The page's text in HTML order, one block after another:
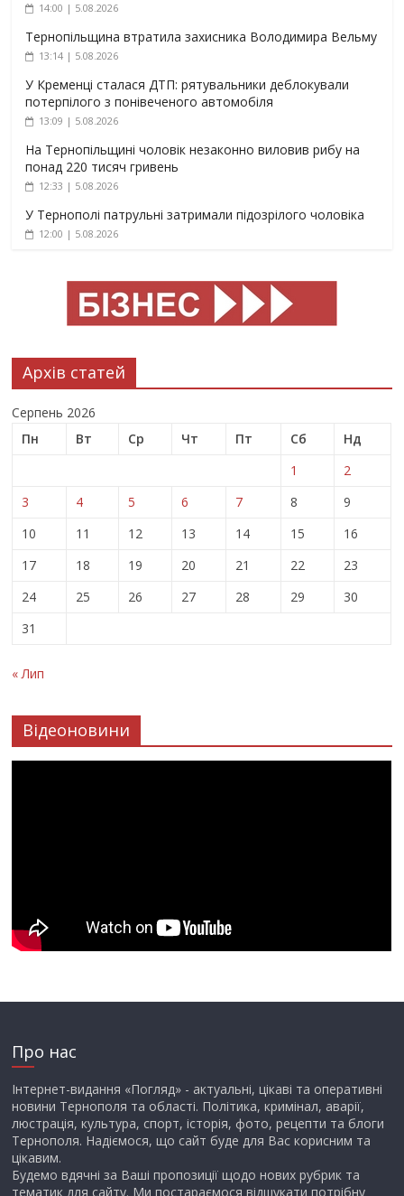
14:00 | 5.08.2026
Тернопільщина втратила захисника Володимира Вельму
13:14 | 5.08.2026
У Кременці сталася ДТП: рятувальники деблокували
потерпілого з понівеченого автомобіля
13:09 | 5.08.2026
На Тернопільщині чоловік незаконно виловив рибу на
понад 220 тисяч гривень
12:33 | 5.08.2026
У Тернополі патрульні затримали підозрілого чоловіка
12:00 | 5.08.2026
Архів статей
Серпень 2026
Пн
Вт Ср Чт Пт Сб
Нд
1
2
3
4 5 6 7 8
9
10
11 12 13 14 15
16
17
18 19 20 21 22
23
24
25 26 27 28 29
30
31
« Лип
Відеоновини
Про нас
Інтернет-видання «Погляд» - актуальні, цікаві та оперативні
новини Тернополя та області. Політика, кримінал, аварії,
люстрація, культура, спорт, історія, фото, рецепти та блоги
Тернополя. Надіємося, що сайт буде для Вас корисним та
цікавим.
Будемо вдячні за Ваші пропозиції щодо нових рубрик та
тематик для сайту. Ми постараємося відшукати потрібну